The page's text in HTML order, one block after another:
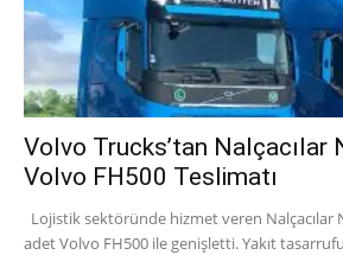
Volvo Trucks’tan Nalçacılar
Volvo FH500 Teslimatı
Lojistik sektöründe hizmet veren Nalçacılar
adet Volvo FH500 ile genişletti. Yakıt